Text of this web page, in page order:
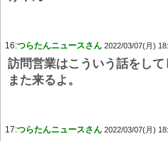
16:つらたんニュースさん 2022/03/07(月)
訪問営業はこういう話をし
また来るよ。
17:つらたんニュースさん 2022/03/07(月)